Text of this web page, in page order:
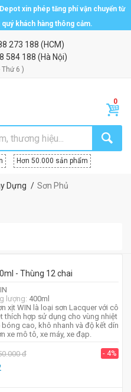
xin phép tăng phí vận chuyển từ
khách hàng thông cảm.
273 188 (HCM)
584 188 (Hà Nội)
Thứ 6 )
Hơn 50.000 sản phẩm
Dựng Sơn Phủ
- Thùng 12 chai
lượng: 400ml
xịt WIN là loại sơn Lacquer với cô
thích hợp sử dụng cho vùng nhiệt
cao, khô nhanh và độ kết dín
xe mô tô, xe máy, xe đạp.
đ - 4%